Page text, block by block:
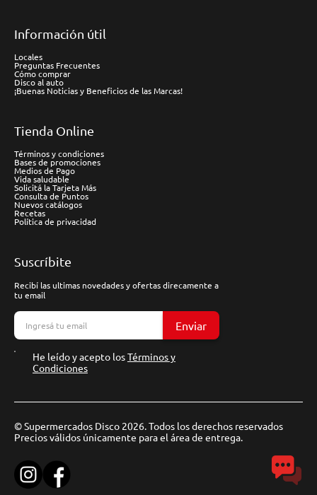
Información útil
Locales
Preguntas Frecuentes
Cómo comprar
Disco al auto
¡Buenas Noticias y Beneficios de las Marcas!
Tienda Online
Términos y condiciones
Bases de promociones
Medios de Pago
Vida saludable
Solicitá la Tarjeta Más
Consulta de Puntos
Nuevos catálogos
Recetas
Política de privacidad
Suscríbite
Recibí las ultimas novedades y ofertas direcamente a
tu email
Enviar
He leído y acepto losTérminos y
Condiciones
© Supermercados Disco 2026. Todos los derechos reservados
Precios válidos únicamente para el área de entrega.